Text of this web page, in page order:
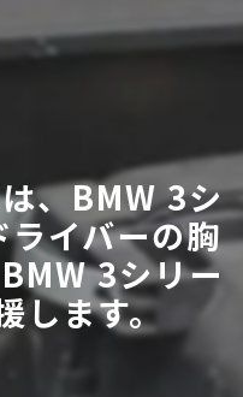
、BMW 3シ
ライバーの胸
3シリー
します。